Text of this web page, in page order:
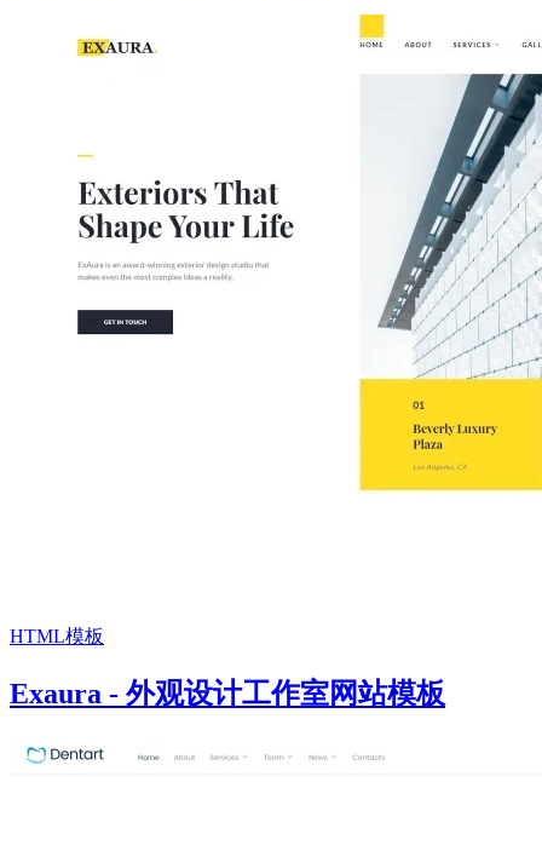
HTML模板
Exaura - 外观设计工作室网站模板